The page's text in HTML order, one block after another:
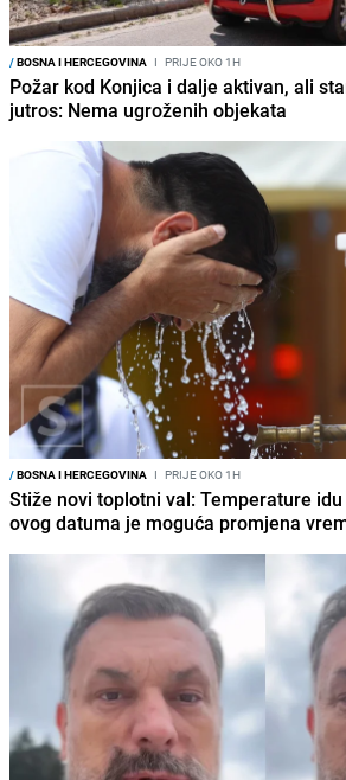
/BOSNA I HERCEGOVINA I PRIJE OKO 1H
Požar kod Konjica i dalje aktivan, ali
jutros: Nema ugroženih objekata
/BOSNA I HERCEGOVINA I PRIJE OKO 1H
Stiže novi toplotni val: Temperature
ovog datuma je moguća promjena